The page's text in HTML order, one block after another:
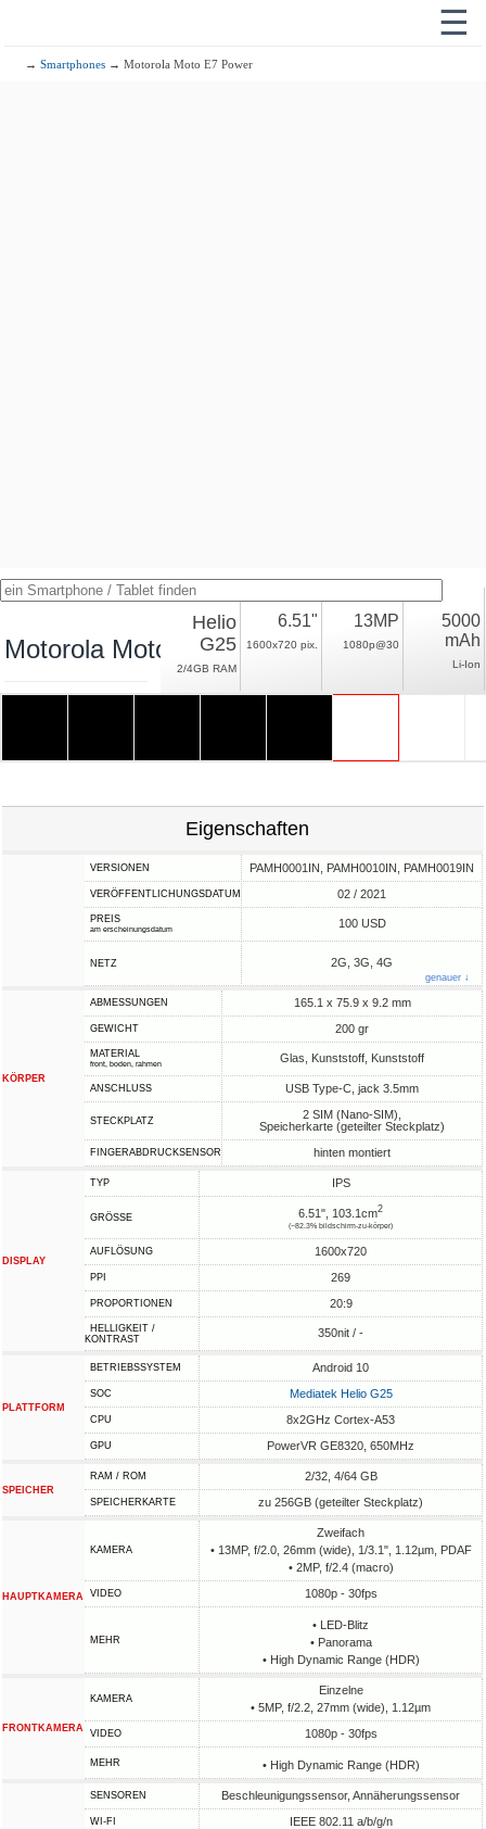
☰
→Smartphones → Motorola Moto E7 Power
Motorola Moto E7 Power
Helio
G25
2/4GB RAM
6.51"
1600x720 pix.
13MP
1080p@30
5000
mAh
Li-Ion
Eigenschaften
VERSIONEN PAMH0001IN, PAMH0010IN, PAMH0019IN
VERÖFFENTLICHUNGSDATUM 02 / 2021
PREIS
am erscheinungsdatum 100 USD
NETZ 2G, 3G, 4G
genauer ↓
KÖRPER
ABMESSUNGEN 165.1 x 75.9 x 9.2 mm
GEWICHT 200 gr
MATERIAL
front, boden, rahmen Glas, Kunststoff, Kunststoff
ANSCHLUSS USB Type-C, jack 3.5mm
STECKPLATZ
2 SIM (Nano-SIM),
Speicherkarte (geteilter Steckplatz)
FINGERABDRUCKSENSOR hinten montiert
DISPLAY
TYP IPS
GRÖSSE 6.51", 103.1cm2
(~82.3% bildschirm-zu-körper)
AUFLÖSUNG 1600x720
PPI 269
PROPORTIONEN 20:9
HELLIGKEIT /
KONTRAST
350nit / -
PLATTFORM
BETRIEBSSYSTEM Android 10
SOC Mediatek Helio G25
CPU 8x2GHz Cortex-A53
GPU PowerVR GE8320, 650MHz
SPEICHER
RAM / ROM 2/32, 4/64 GB
SPEICHERKARTE zu 256GB (geteilter Steckplatz)
HAUPTKAMERA
KAMERA
Zweifach
• 13MP, f/2.0, 26mm (wide), 1/3.1", 1.12µm, PDAF
• 2MP, f/2.4 (macro)
VIDEO 1080p - 30fps
MEHR
• LED-Blitz
• Panorama
• High Dynamic Range (HDR)
FRONTKAMERA
KAMERA
Einzelne
• 5MP, f/2.2, 27mm (wide), 1.12µm
VIDEO 1080p - 30fps
MEHR • High Dynamic Range (HDR)
SENSOREN Beschleunigungssensor, Annäherungssensor
WI-FI IEEE 802.11 a/b/g/n